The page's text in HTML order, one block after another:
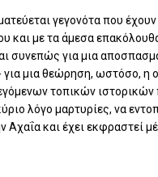
γεγονότα που
και με τα άμεσα
συνεπώς για μια
για μια θεώρηση, ωστόσο, η
τοπικών
λόγο μαρτυρίες, να
Αχαΐα και έχει εκφραστεί